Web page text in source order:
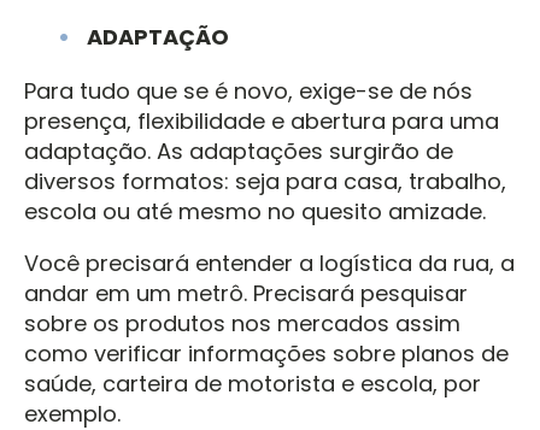
ADAPTAÇÃO
Para tudo que se é novo, exige-se de nós
presença, flexibilidade e abertura para uma
adaptação. As adaptações surgirão de
diversos formatos: seja para casa, trabalho,
escola ou até mesmo no quesito amizade.
Você precisará entender a logística da rua, a
andar em um metrô. Precisará pesquisar
sobre os produtos nos mercados assim
como verificar informações sobre planos de
saúde, carteira de motorista e escola, por
exemplo.